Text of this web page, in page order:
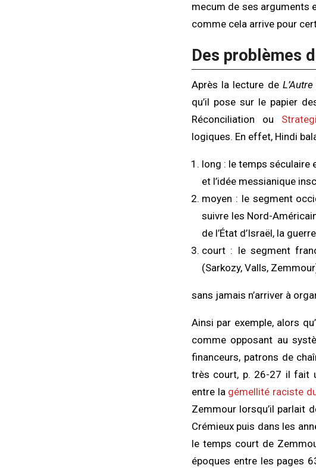
mecum de ses arguments
comme cela arrive pour
Des problèmes
Après la lecture de
qu’il pose sur le papier
Réconciliation ou
logiques. En effet, Hindi
long : le temps
et l’idée messianique
moyen : le segment
suivre les Nord-
de l’État d’Israël, la
court : le segment
(Sarkozy, Valls,
sans jamais n’arriver à
Ainsi par exemple, alors
comme opposant au
financeurs, patrons de
très court, p. 26-27 il fait
entre la gémellité raciste
Zemmour lorsqu’il parlait
Crémieux puis dans les
le temps court de
époques entre les pages